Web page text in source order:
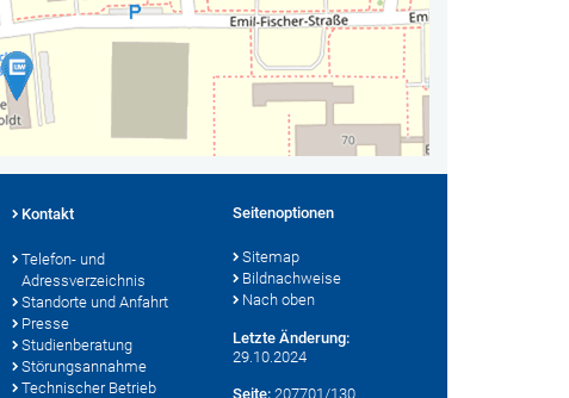
Kontakt
Telefon- und
Adressverzeichnis
Standorte und Anfahrt
Presse
Studienberatung
Störungsannahme
Technischer Betrieb
Seitenoptionen
Sitemap
Bildnachweise
Nach oben
Letzte Änderung:
29.10.2024
Seite: 207701/130